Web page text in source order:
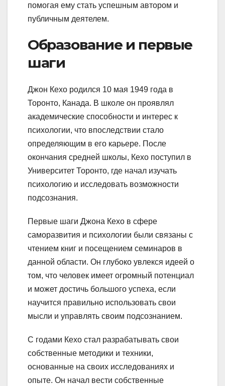
помогая ему стать успешным автором и
публичным деятелем.
Образование и первые
шаги
Джон Кехо родился 10 мая 1949 года в
Торонто, Канада. В школе он проявлял
академические способности и интерес к
психологии, что впоследствии стало
определяющим в его карьере. После
окончания средней школы, Кехо поступил в
Университет Торонто, где начал изучать
психологию и исследовать возможности
подсознания.
Первые шаги Джона Кехо в сфере
саморазвития и психологии были связаны с
чтением книг и посещением семинаров в
данной области. Он глубоко увлекся идеей о
том, что человек имеет огромный потенциал
и может достичь большого успеха, если
научится правильно использовать свои
мысли и управлять своим подсознанием.
С годами Кехо стал разрабатывать свои
собственные методики и техники,
основанные на своих исследованиях и
опыте. Он начал вести собственные